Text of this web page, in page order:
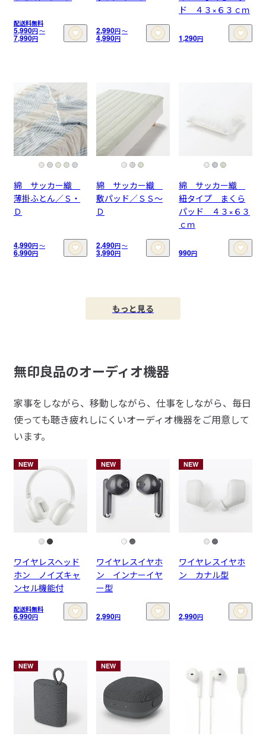
配送料無料
5,990円〜
7,990円
2,990円〜
4,990円
ド ４３×６３ｃｍ
1,290円
綿 サッカー織
薄掛ふとん／Ｓ・
Ｄ
4,990円〜
6,990円
綿 サッカー織
敷パッド／ＳＳ～
Ｄ
2,490円〜
3,990円
綿 サッカー織
紐タイプ まくら
パッド ４３×６３
ｃｍ
990円
もっと見る
無印良品のオーディオ機器
家事をしながら、移動しながら、仕事をしながら、毎日
使っても聴き疲れしにくいオーディオ機器をご用意して
います。
NEW
ワイヤレスヘッド
ホン ノイズキャ
ンセル機能付
配送料無料
6,990円
NEW
ワイヤレスイヤホ
ン インナーイヤ
ー型
2,990円
NEW
ワイヤレスイヤホ
ン カナル型
2,990円
NEW NEW